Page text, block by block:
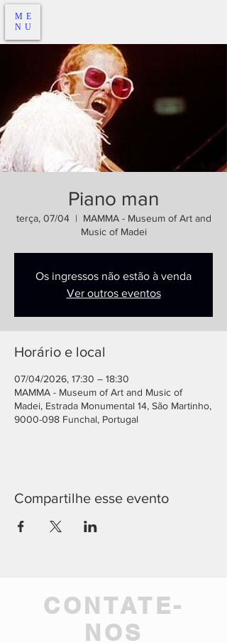
ME
NU
Piano man
terça, 07/04
  |
MAMMA - Museum of Art and
Music of Madei
Os ingressos não estão à venda
Ver outros eventos
Horário e local
07/04/2026, 17:30 – 18:30
MAMMA - Museum of Art and Music of
Madei, Estrada Monumental 14, São Martinho,
9000-098 Funchal, Portugal
Compartilhe esse evento
CONTATE-
NOS